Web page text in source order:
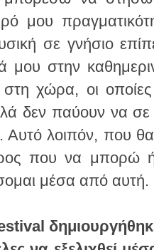
μέσα από αυτή.